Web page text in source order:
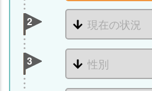
2
3
ョン
知